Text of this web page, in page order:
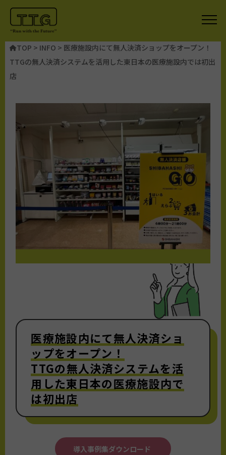
TOP > INFO > 医療施設内にて無人決済ショップをオープン！
TTGの無人決済システムを活用した東日本の医療施設内では初出
店
医療施設内にて無人決済ショ
ップをオープン！
TTGの無人決済システムを活
用した東日本の医療施設内で
は初出店
導入事例集ダウンロード